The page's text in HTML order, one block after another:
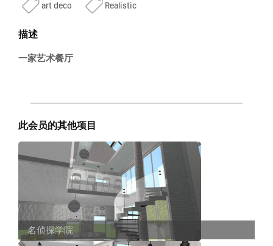
art deco Realistic
描述
一家艺术餐厅
此会员的其他项目
名侦探学院